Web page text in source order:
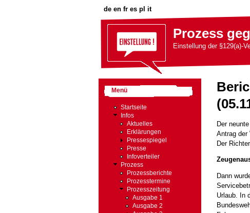
de en fr es pl it
Prozess
Einstellung der §129(a)-
Der
Antrag der
Der
Dann
Urlaub. In
Menü
Startseite
Infos
Aktuelles
Erklärungen
Pressespiegel
Presse
Infoverteiler
Prozess
Prozessberichte
Prozesstermine
Prozesszeitung
Ausgabe 1
Ausgabe 2